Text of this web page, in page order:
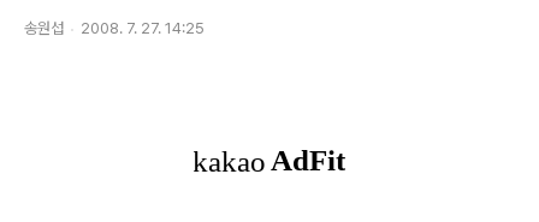
송원섭 2008. 7. 27. 14:25